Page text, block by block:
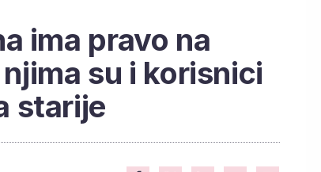
ima pravo na
su i korisnici
starije